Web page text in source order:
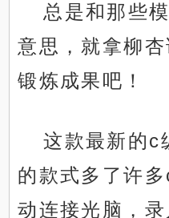
总是和那些
意思，就拿柳
锻炼成果吧！
这款最新的c
的款式多了许
动连接光脑，